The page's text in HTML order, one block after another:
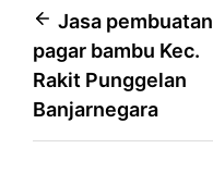
Post
navigation
Jasa pembuatan
pagar bambu Kec.
Rakit Punggelan
Banjarnegara